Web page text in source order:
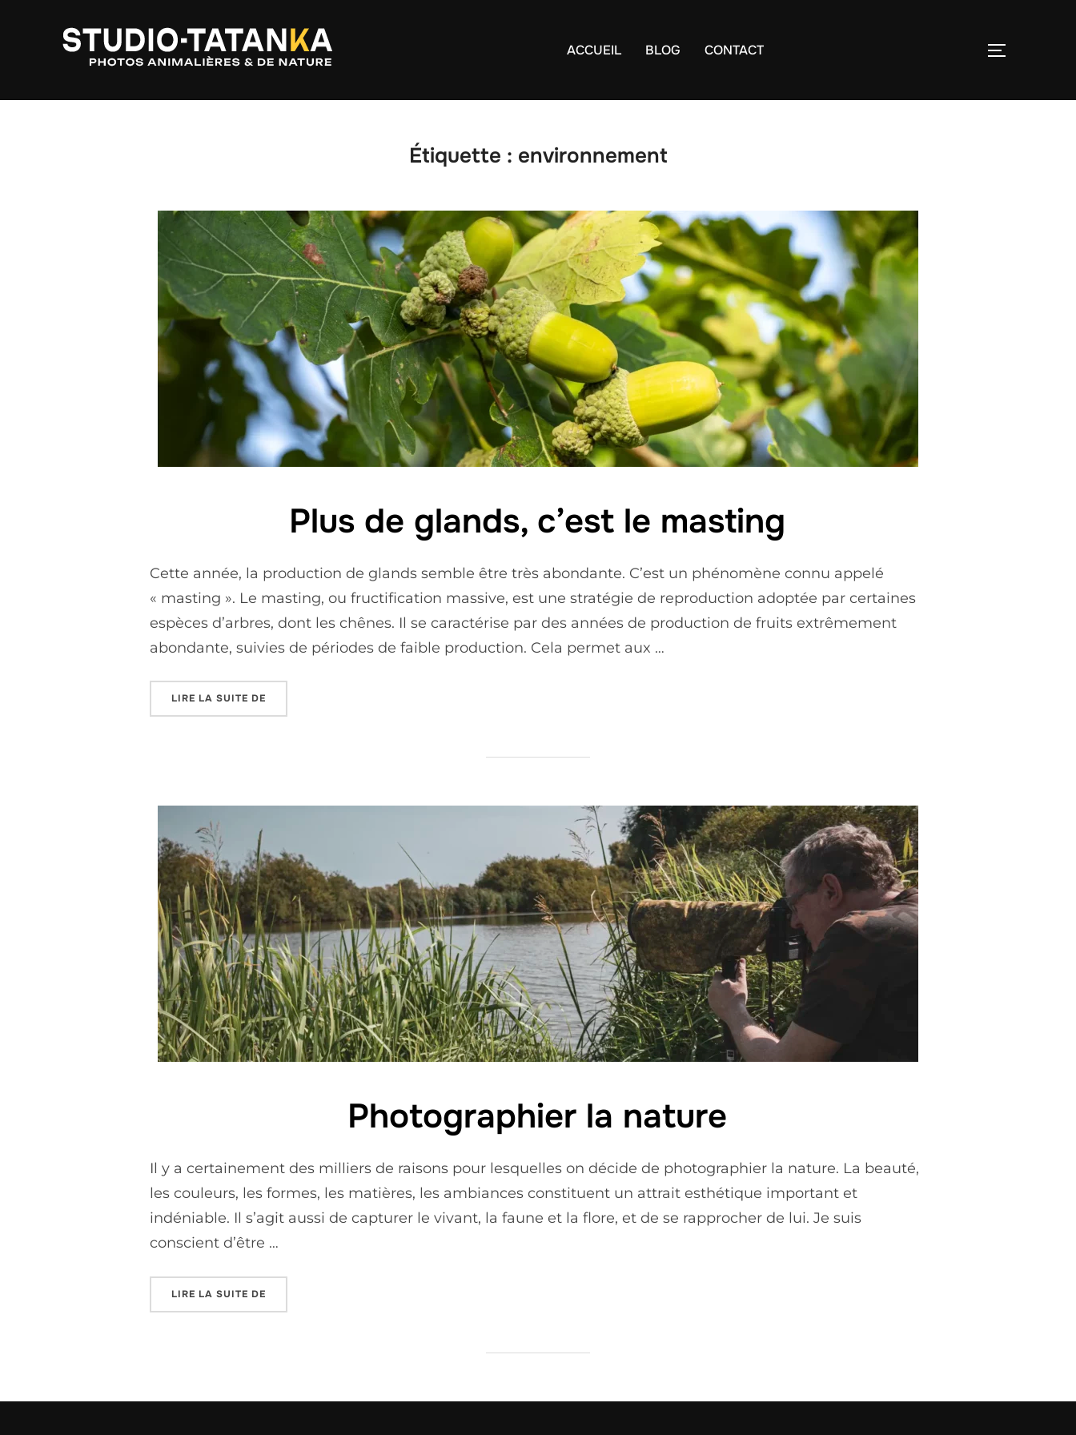
ACCUEIL BLOG CONTACT
Étiquette : environnement
Plus de glands, c’est le masting
Cette année, la production de glands semble être très abondante. C’est un phénomène connu appelé
« masting ». Le masting, ou fructification massive, est une stratégie de reproduction adoptée par certaines
espèces d’arbres, dont les chênes. Il se caractérise par des années de production de fruits extrêmement
abondante, suivies de périodes de faible production. Cela permet aux …
LIRE LA SUITE DE
Photographier la nature
Il y a certainement des milliers de raisons pour lesquelles on décide de photographier la nature. La beauté,
les couleurs, les formes, les matières, les ambiances constituent un attrait esthétique important et
indéniable. Il s’agit aussi de capturer le vivant, la faune et la flore, et de se rapprocher de lui. Je suis
conscient d’être …
LIRE LA SUITE DE